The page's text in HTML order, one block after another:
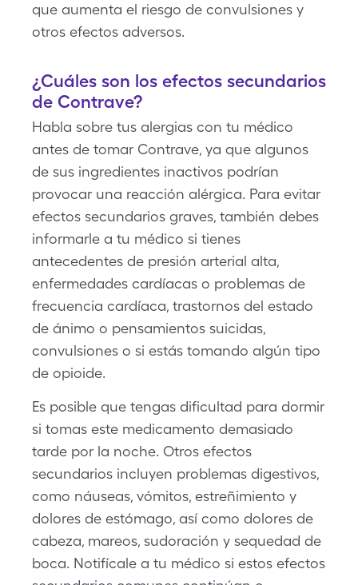
que aumenta el riesgo de convulsiones y
otros efectos adversos.
¿Cuáles son los efectos secundarios
de Contrave?
Habla sobre tus alergias con tu médico
antes de tomar Contrave, ya que algunos
de sus ingredientes inactivos podrían
provocar una reacción alérgica. Para evitar
efectos secundarios graves, también debes
informarle a tu médico si tienes
antecedentes de presión arterial alta,
enfermedades cardíacas o problemas de
frecuencia cardíaca, trastornos del estado
de ánimo o pensamientos suicidas,
convulsiones o si estás tomando algún tipo
de opioide.
Es posible que tengas dificultad para dormir
si tomas este medicamento demasiado
tarde por la noche. Otros efectos
secundarios incluyen problemas digestivos,
como náuseas, vómitos, estreñimiento y
dolores de estómago, así como dolores de
cabeza, mareos, sudoración y sequedad de
boca. Notifícale a tu médico si estos efectos